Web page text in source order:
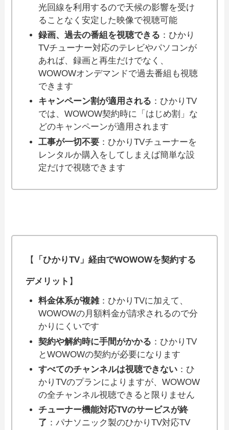
光回線を利用するので天候の影響を受け
ることなく安定した映像で視聴可能
録画、過去の番組を視聴できる ：ひかり
TVチューナー対応のテレビやパソコンが
あれば、録画と再生だけでなく、
WOWOWオンデマンドで過去番組も視聴
できます
キャンペーン割が適用される ：ひかりTV
では、WOWOW契約時に「はじめ割」な
どのキャンペーンが適用されます
工事が一切不要 ：ひかりTVチューナーを
レンタルか購入をしてしまえば簡単な設
定だけで視聴できます
【 「ひかりTV」経由でWOWOWを契約する
デメリット 】
料金体系が複雑：ひかりTVに加えて、
WOWOWの月額料金が請求されるので分
かりにくいです
契約や解約時に手間がかかる ：ひかりTV
とWOWOWの契約が必要になります
すべてのチャンネルは視聴できない ：ひ
かりTVのプランによりますが、WOWOW
の全チャンネル視聴できると限りません
チューナー機能対応TVのサービスが終
了 ：パナソニック製のひかりTV対応TV